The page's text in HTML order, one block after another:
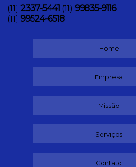
(11) 2337-5441 (11) 99835-9116
(11) 99524-6518
Home
Empresa
Missão
Serviços
Contato